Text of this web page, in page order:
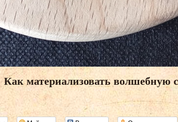
Как материализовать волшебную